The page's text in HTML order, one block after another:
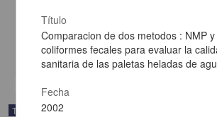
Ingenierías
Trabajo de grado
Título
Comparacion de dos metodos : NMP
coliformes fecales para evaluar la
sanitaria de las paletas heladas de
Fecha
2002